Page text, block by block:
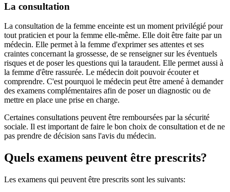
La consultation
La consultation de la femme enceinte est un moment privilégié pour
tout praticien et pour la femme elle-même. Elle doit être faite par un
médecin. Elle permet à la femme d'exprimer ses attentes et ses
craintes concernant la grossesse, de se renseigner sur les éventuels
risques et de poser les questions qui la taraudent. Elle permet aussi à
la femme d'être rassurée. Le médecin doit pouvoir écouter et
comprendre. C'est pourquoi le médecin peut être amené à demander
des examens complémentaires afin de poser un diagnostic ou de
mettre en place une prise en charge.
Certaines consultations peuvent être remboursées par la sécurité
sociale. Il est important de faire le bon choix de consultation et de ne
pas prendre de décision sans l'avis du médecin.
Quels examens peuvent être prescrits?
Les examens qui peuvent être prescrits sont les suivants: